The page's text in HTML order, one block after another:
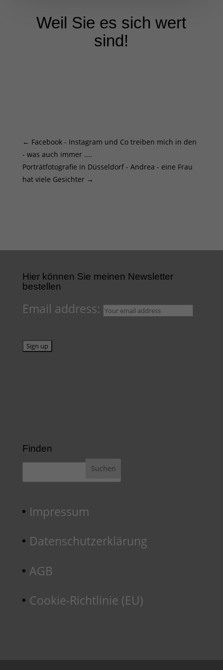
Weil Sie es sich wert
sind!
← Facebook - Instagram und Co treiben mich in den
- was auch immer ....
Porträtfotografie in Düsseldorf - Andrea - eine Frau
hat viele Gesichter→
Hier können Sie meinen Newsletter
bestellen
Email address:
Finden
Impressum
Datenschutzerklärung
AGB
Cookie-Richtlinie (EU)